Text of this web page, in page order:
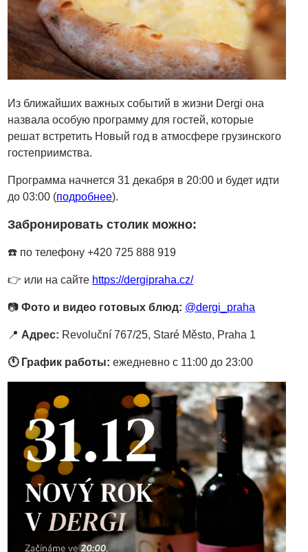
Из ближайших важных событий в жизни Dergi она
назвала особую программу для гостей, которые
решат встретить Новый год в атмосфере грузинского
гостеприимства.
Программа начнется 31 декабря в 20:00 и будет идти
до 03:00 (подробнее).
Забронировать столик можно:
☎️ по телефону +420 725 888 919
👉 или на сайте https://dergipraha.cz/
📷Фото и видео готовых блюд: @dergi_praha
📍 Адрес: Revoluční 767/25, Staré Město, Praha 1
🕚 График работы: ежедневно с 11:00 до 23:00